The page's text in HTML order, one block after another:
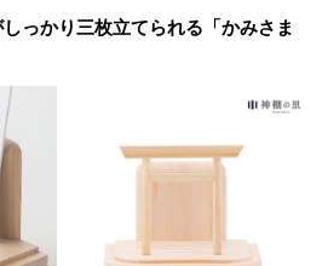
っかり三枚立てられる「かみさま